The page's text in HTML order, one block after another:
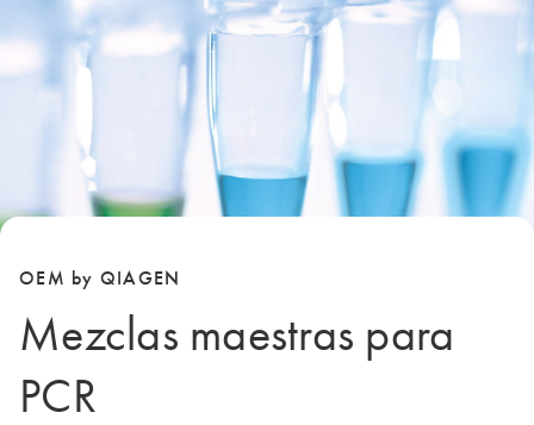
OEM by QIAGEN
Mezclas maestras para
PCR